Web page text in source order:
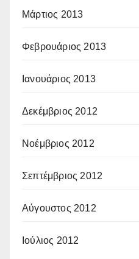
Μάρτιος 2013
Φεβρουάριος 2013
Ιανουάριος 2013
Δεκέμβριος 2012
Νοέμβριος 2012
Σεπτέμβριος 2012
Αύγουστος 2012
Ιούλιος 2012